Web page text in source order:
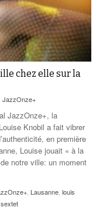
chez elle sur la
JazzOnze+
JazzOnze+, la
Knobil a fait vibrer
en première
Louise jouait « à la
notre ville: un moment
Lausanne louis
sextet